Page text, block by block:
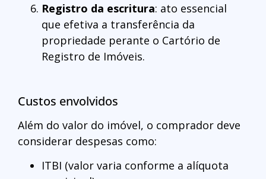
Registro da escritura: ato essencial
que efetiva a transferência da
propriedade perante o Cartório de
Registro de Imóveis.
Custos envolvidos
Além do valor do imóvel, o comprador deve
considerar despesas como:
ITBI (valor varia conforme a alíquota